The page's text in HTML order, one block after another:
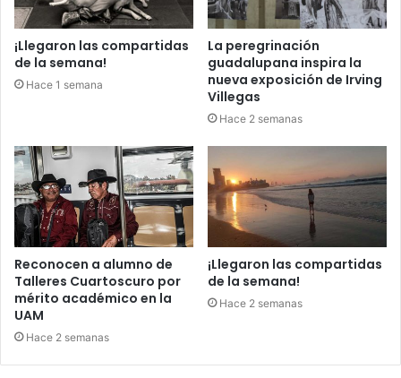
¡Llegaron las compartidas
de la semana!
Hace 1 semana
La peregrinación
guadalupana inspira la
nueva exposición de Irving
Villegas
Hace 2 semanas
Reconocen a alumno de
Talleres Cuartoscuro por
mérito académico en la
UAM
Hace 2 semanas
¡Llegaron las compartidas
de la semana!
Hace 2 semanas